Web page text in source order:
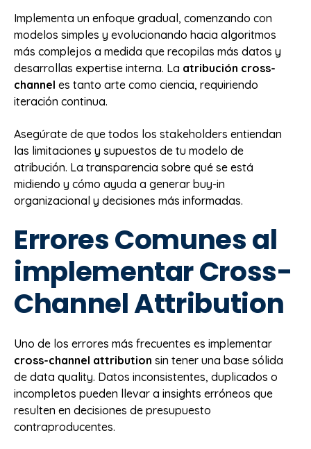
Implementa un enfoque gradual, comenzando con
modelos simples y evolucionando hacia algoritmos
más complejos a medida que recopilas más datos y
desarrollas expertise interna. La atribución cross-
channel es tanto arte como ciencia, requiriendo
iteración continua.
Asegúrate de que todos los stakeholders entiendan
las limitaciones y supuestos de tu modelo de
atribución. La transparencia sobre qué se está
midiendo y cómo ayuda a generar buy-in
organizacional y decisiones más informadas.
Errores Comunes al
implementar Cross-
Channel Attribution
Uno de los errores más frecuentes es implementar
cross-channel attribution sin tener una base sólida
de data quality. Datos inconsistentes, duplicados o
incompletos pueden llevar a insights erróneos que
resulten en decisiones de presupuesto
contraproducentes.